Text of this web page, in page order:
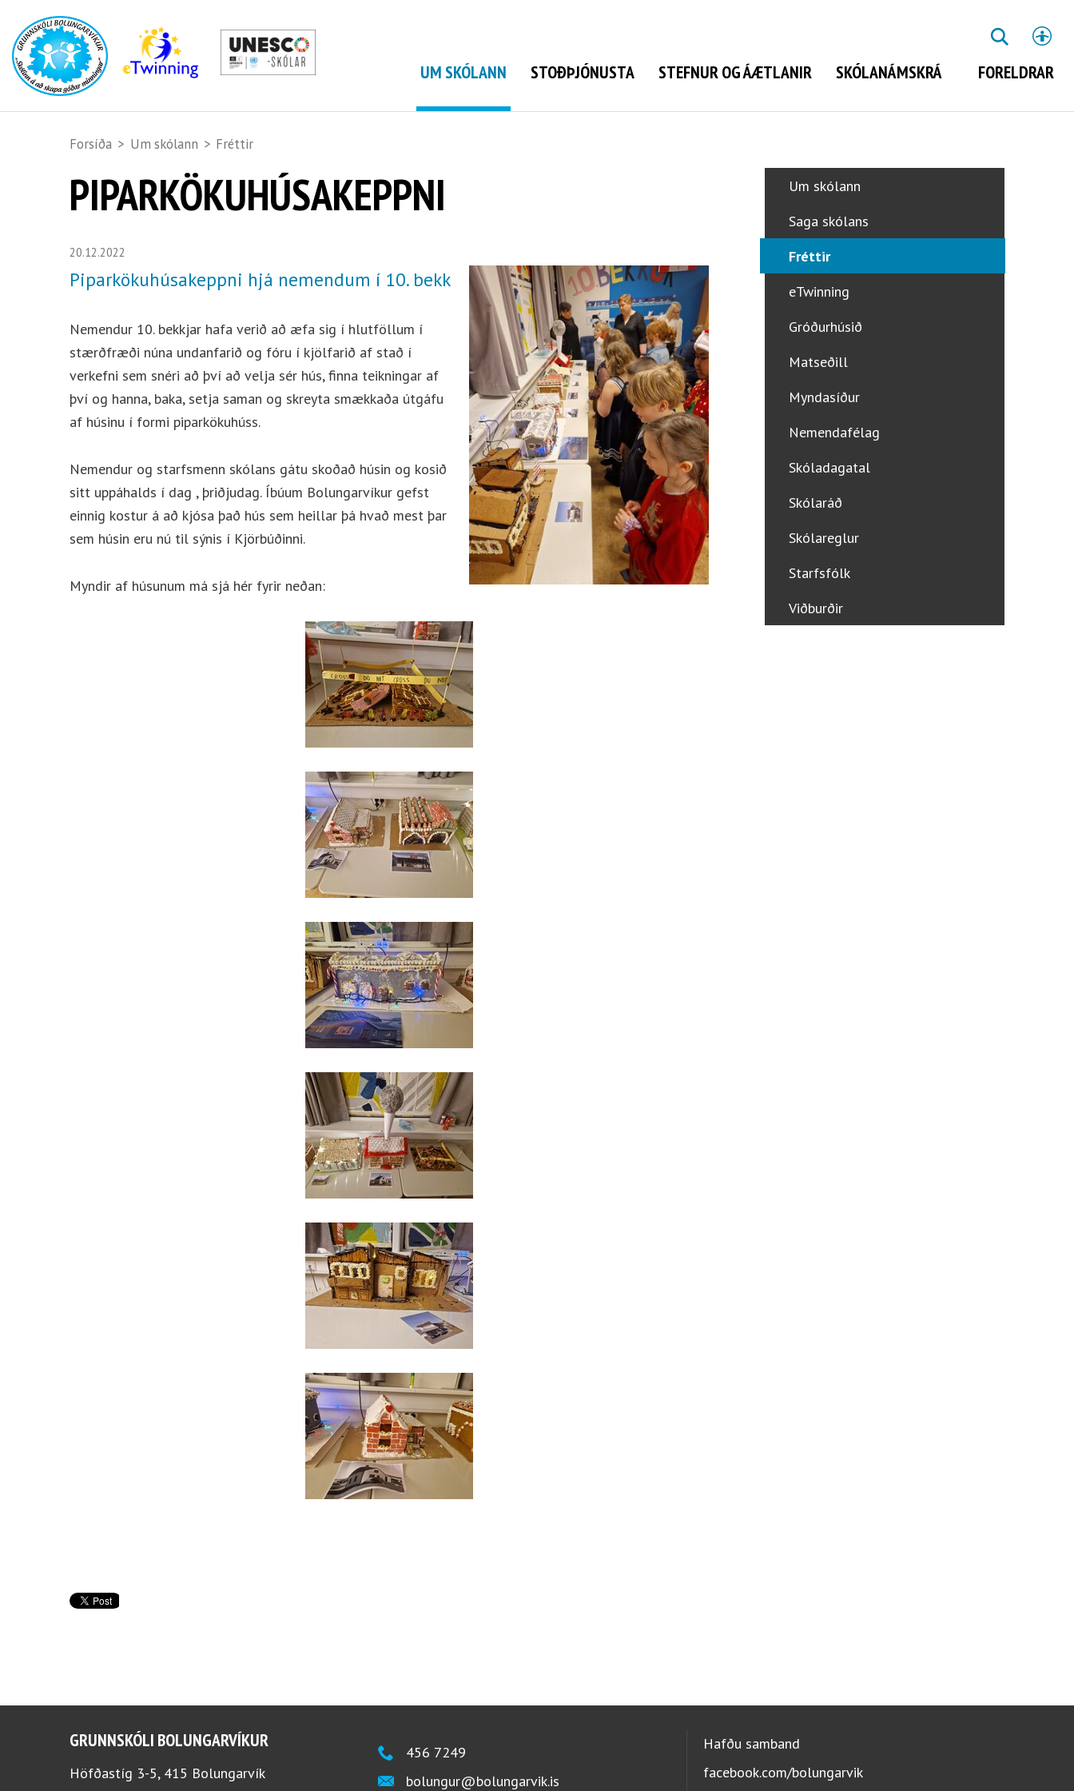
PIPARKÖKUHÚSAKEPPNI
20.12.2022
Piparkökuhúsakeppni hjá nemendum í 10. bekk
Nemendur 10. bekkjar hafa verið að æfa sig í hlutföllum í
stærðfræði núna undanfarið og fóru í kjölfarið af stað í
verkefni sem snéri að því að velja sér hús, finna teikningar af
því og hanna, baka, setja saman og skreyta smækkaða útgáfu
af húsinu í formi piparkökuhúss.
Nemendur og starfsmenn skólans gátu skoðað húsin og kosið
sitt uppáhalds í dag , þriðjudag. Íbúum Bolungarvíkur gefst
einnig kostur á að kjósa það hús sem heillar þá hvað mest þar
sem húsin eru nú til sýnis í Kjörbúðinni.
Myndir af húsunum má sjá hér fyrir neðan:
Forsíða > Um skólann > Fréttir
UM SKÓLANN STOÐÞJÓNUSTA STEFNUR OG ÁÆTLANIR SKÓLANÁMSKRÁ FORELDRAR
LEITA
Um skólann
Saga skólans
Fréttir
eTwinning
Gróðurhúsið
Matseðill
Myndasíður
Nemendafélag
Skóladagatal
Skólaráð
Skólareglur
Starfsfólk
Viðburðir
GRUNNSKÓLI BOLUNGARVÍKUR
Höfðastíg 3-5, 415 Bolungarvík
456 7249
bolungur@bolungarvik.is
Hafðu samband
facebook.com/bolungarvik